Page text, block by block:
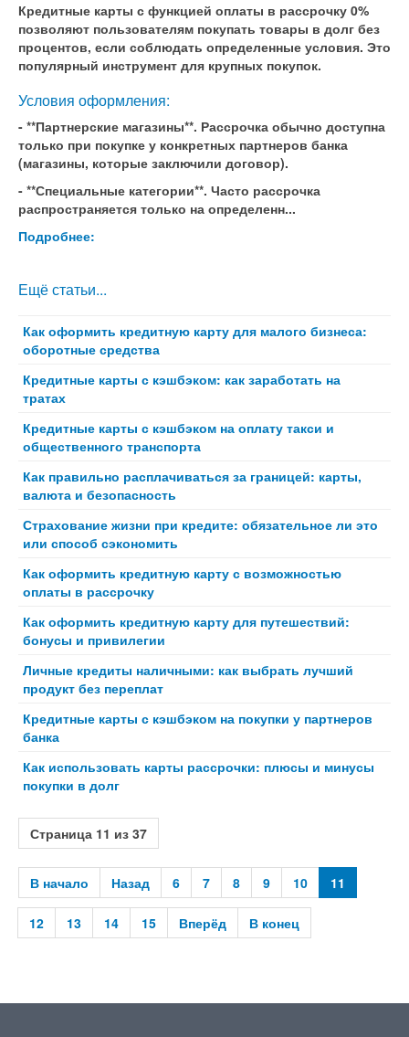
Кредитные карты с функцией оплаты в рассрочку 0%
позволяют пользователям покупать товары в долг без
процентов, если соблюдать определенные условия. Это
популярный инструмент для крупных покупок.
Условия оформления:
- **Партнерские магазины**. Рассрочка обычно доступна
только при покупке у конкретных партнеров банка
(магазины, которые заключили договор).
- **Специальные категории**. Часто рассрочка
распространяется только на определенн...
Подробнее:
Ещё статьи...
Как оформить кредитную карту для малого бизнеса:
оборотные средства
Кредитные карты с кэшбэком: как заработать на
тратах
Кредитные карты с кэшбэком на оплату такси и
общественного транспорта
Как правильно расплачиваться за границей: карты,
валюта и безопасность
Страхование жизни при кредите: обязательное ли это
или способ сэкономить
Как оформить кредитную карту с возможностью
оплаты в рассрочку
Как оформить кредитную карту для путешествий:
бонусы и привилегии
Личные кредиты наличными: как выбрать лучший
продукт без переплат
Кредитные карты с кэшбэком на покупки у партнеров
банка
Как использовать карты рассрочки: плюсы и минусы
покупки в долг
Страница 11 из 37
В начало Назад 6 7 8 9 10 11
12 13 14 15 Вперёд В конец